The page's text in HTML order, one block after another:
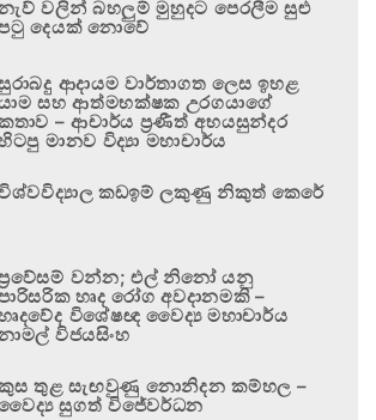
වලින් බහලුම් මුහුදට පෙරලීම සුළු
දෙයක් නොවේ
ආදායම වාර්තාගත ලෙස ඉහළ
සහ ආත්මභක්ෂක උරගයාගේ
– ආචාර්ය ප්‍රණීත් අභයසුන්දර
මානව විද්‍යා මහාචාර්ය
කඩඉම් ලකුණු නිකුත් කෙරේ
වන්න; එල් නිනෝ යනු
හෘද රෝග අවදානමකි –
විශේෂඥ වෛද්‍ය මහාචාර්ය
විජයසිංහ
තුළ සැඟවුණු නොනිදන කම්හල –
සුගත් විජේවර්ධන